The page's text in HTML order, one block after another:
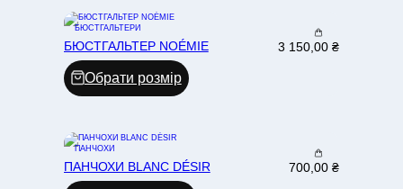
БЮСТГАЛЬТЕРИ
БЮСТГАЛЬТЕР NOÉMIE 3 150,00₴
Обрати розмір
ПАНЧОХИ
ПАНЧОХИ BLANC DÉSIR 700,00₴